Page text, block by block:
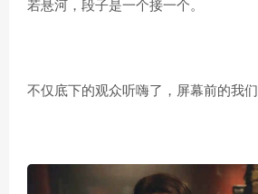
若悬河，段子是一个接一个。
不仅底下的观众听嗨了，屏幕前的我